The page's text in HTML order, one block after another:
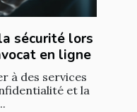
sécurité lors
en ligne
à des services
et la